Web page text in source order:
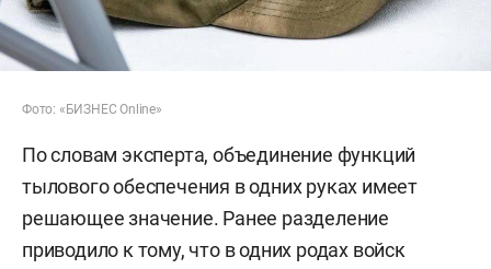
Фото: «БИЗНЕС Online»
По словам эксперта, объединение функций
тылового обеспечения в одних руках имеет
решающее значение. Ранее разделение
приводило к тому, что в одних родах войск